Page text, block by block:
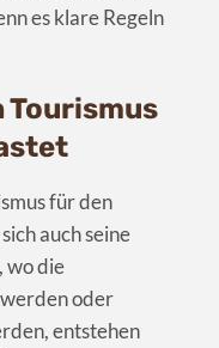
es klare Regeln
Tourismus
für den
auch seine
wo die
oder
entstehen